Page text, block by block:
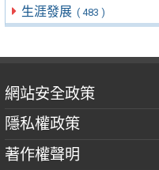
生涯發展 ( 483 )
網站安全政策
隱私權政策
著作權聲明